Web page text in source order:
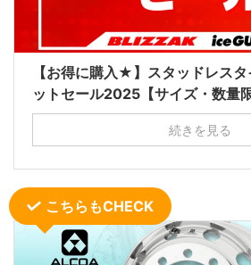
【お得に購入★】スタッドレス
ットセール2025【サイズ・数量限
続きを見る
こちらもCHECK